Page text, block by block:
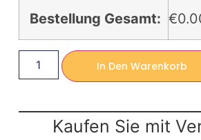
Bestellung Gesamt:
In Den Warenkorb
Kaufen Sie mit